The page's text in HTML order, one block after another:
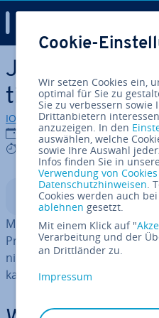
Zum Haupt­in­halt springen
Java-do-
tio­niert die
IONOS Redaktion
24.01.2024
4 mins
In­halts­ver­zeich­nis
Mit dem Java-do-while-Loop
Programm An­wei­sun­gen
nier­te Ab­bruch­be­din­gung
kann auch mit anderen
Cookie-
Wir setzen Cookies ein,
optimal für Sie zu
Sie zu verbessern
Drittanbietern
anzuzeigen. In den
auswählen, welche
sowie Ihre Auswahl
Infos finden Sie in
Verwendung von Cookies
Datenschutzhinweisen.
Cookies werden auch
ablehnen gesetzt.
Mit einem Klick auf "
Verarbeitung und der
an Drittländer zu.
Impressum